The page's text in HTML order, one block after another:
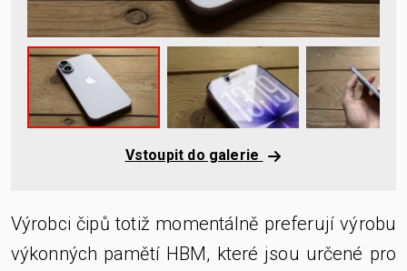
Vstoupit do galerie
Výrobci čipů totiž momentálně preferují výrobu
výkonných pamětí HBM, které jsou určené pro